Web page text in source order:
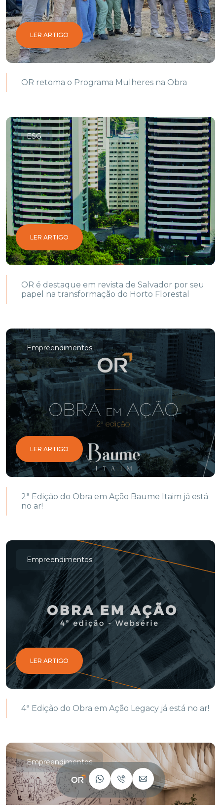
LER ARTIGO
OR retoma o Programa Mulheres na Obra
ESG
LER ARTIGO
OR é destaque em revista de Salvador por seu
papel na transformação do Horto Florestal
Empreendimentos
LER ARTIGO
2ª Edição do Obra em Ação Baume Itaim já está
no ar!
Empreendimentos
LER ARTIGO
4ª Edição do Obra em Ação Legacy já está no ar!
Empreendimentos